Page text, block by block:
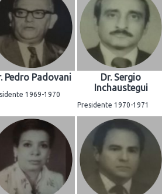
Pedro Padovani
1969-1970
Dr. Sergio
Inchaustegui
Presidente 1970-1971